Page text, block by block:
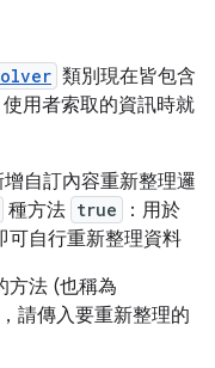
類別現在皆包含
用者索取的資訊時就
增自訂內容重新整理邏
種方法 true
：用於
可自行重新整理資料
方法 (也稱為
請傳入要重新整理的